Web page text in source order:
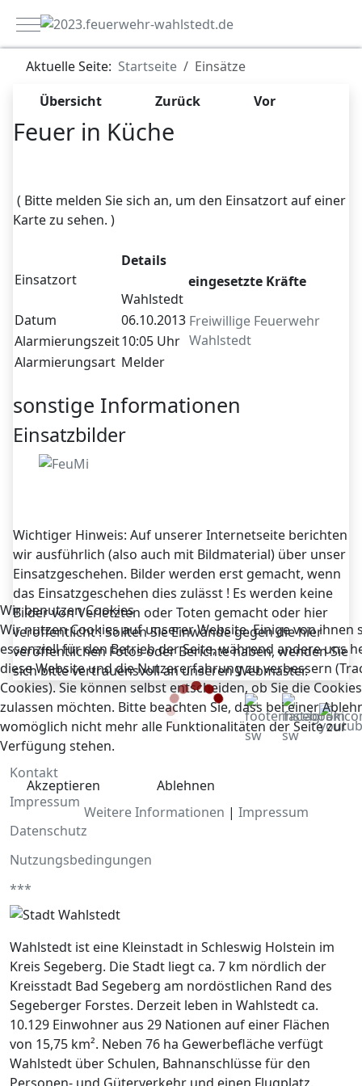
Mobile Menu Toggle
Aktuelle Seite: Startseite
Einsätze
Übersicht
Zurück Vor
Feuer in Küche
( Bitte melden Sie sich an, um den Einsatzort auf einer
Karte zu sehen. )
Einsatzort
Details
Wahlstedt
Datum
06.10.2013
Alarmierungszeit10:05 Uhr
Alarmierungsart Melder
eingesetzte Kräfte
Freiwillige Feuerwehr
Wahlstedt
sonstige Informationen
Einsatzbilder
Wichtiger Hinweis: Auf unserer Internetseite berichten
wir ausführlich (also auch mit Bildmaterial) über unser
Einsatzgeschehen. Bilder werden erst gemacht, wenn
das Einsatzgeschehen dies zulässt ! Es werden keine
Bilder von Verletzten oder Toten gemacht oder hier
veröffentlicht ! Sollten Sie Einwände gegen die hier
veröffentlichen Fotos oder Berichte haben, wenden Sie
sich bitte vertrauensvoll an unseren Webmaster.
Kontakt
Impressum
Datenschutz
Nutzungsbedingungen
***
Wahlstedt ist eine Kleinstadt in Schleswig Holstein im
Kreis Segeberg. Die Stadt liegt ca. 7 km nördlich der
Kreisstadt Bad Segeberg am nordöstlichen Rand des
Segeberger Forstes. Derzeit leben in Wahlstedt ca.
10.129 Einwohner aus 29 Nationen auf einer Flächen
von 15,75 km². Neben 76 ha Gewerbefläche verfügt
Wahlstedt über Schulen, Bahnanschlüsse für den
Wir benutzen Cookies
Wir nutzen Cookies auf unserer Website. Einige von ihnen
essenziell für den Betrieb der Seite, während andere uns
diese Website und die Nutzererfahrung zu verbessern
Cookies). Sie können selbst entscheiden, ob Sie die Cookies
zulassen möchten. Bitte beachten Sie, dass bei einer
womöglich nicht mehr alle Funktionalitäten der Seite zur
Verfügung stehen.
Akzeptieren
Ablehnen
Weitere Informationen | Impressum